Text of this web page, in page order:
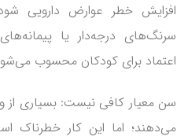
افزایش خطر عوارض دارویی شود.
سرنگ‌های درجه‌دار یا
اعتماد برای کودکان محسوب
سن معیار کافی نیست: بسیاری از
می‌دهند؛ اما این کار خطرناک